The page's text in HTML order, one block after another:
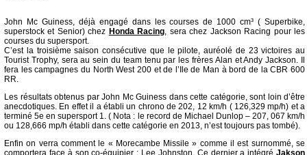
John Mc Guiness, déjà engagé dans les courses de 1000 cm³ ( Superbike,
superstock et Senior) chez Honda Racing, sera chez Jackson Racing pour les
courses du supersport.
C’est la troisième saison consécutive que le pilote, auréolé de 23 victoires au
Tourist Trophy, sera au sein du team tenu par les frères Alan et Andy Jackson. Il
fera les campagnes du North West 200 et de l’Ile de Man à bord de la CBR 600
RR.
Les résultats obtenus par John Mc Guiness dans cette catégorie, sont loin d’être
anecdotiques. En effet il a établi un chrono de 202, 12 km/h ( 126,329 mp/h) et a
terminé 5e en supersport 1. ( Nota : le record de Michael Dunlop – 207, 067 km/h
ou 128,666 mp/h établi dans cette catégorie en 2013, n’est toujours pas tombé).
Enfin on verra comment le « Morecambe Missile » comme il est surnommé, se
comportera face à son co-équipier : Lee Johnston. Ce dernier a intégréJakson